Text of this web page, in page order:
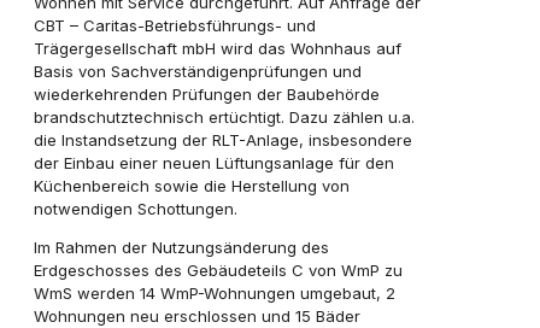
CBT – Caritas-Betriebsführungs- und
Trägergesellschaft mbH wird das Wohnhaus auf
Basis von Sachverständigenprüfungen und
wiederkehrenden Prüfungen der Baubehörde
brandschutztechnisch ertüchtigt. Dazu zählen u.a.
die Instandsetzung der RLT-Anlage, insbesondere
der Einbau einer neuen Lüftungsanlage für den
Küchenbereich sowie die Herstellung von
notwendigen Schottungen.
Im Rahmen der Nutzungsänderung des
Erdgeschosses des Gebäudeteils C von WmP zu
WmS werden 14 WmP-Wohnungen umgebaut, 2
Wohnungen neu erschlossen und 15 Bäder